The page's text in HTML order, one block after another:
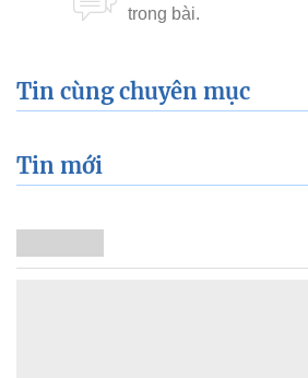
Tin cùng chuyên mục
Tin mới